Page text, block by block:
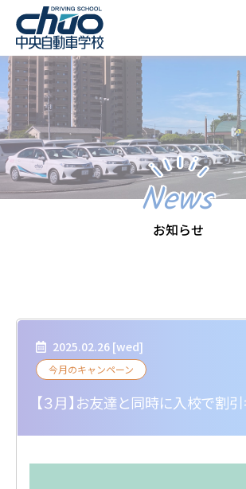
お知らせ
News
2025.02.26 [wed]
今月のキャンペーン
【３月】お友達と同時に入校で割